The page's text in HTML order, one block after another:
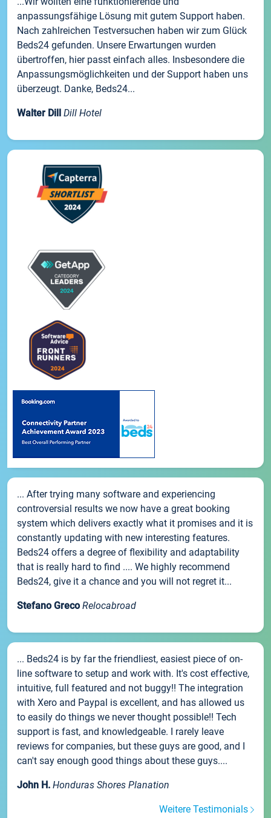
anpassungsfähige Lösung mit gutem Support haben.
Nach zahlreichen Testversuchen haben wir zum Glück
Beds24 gefunden. Unsere Erwartungen wurden
übertroffen, hier passt einfach alles. Insbesondere die
Anpassungsmöglichkeiten und der Support haben uns
überzeugt. Danke, Beds24...
Walter Dill Dill Hotel
... After trying many software and experiencing
controversial results we now have a great booking
system which delivers exactly what it promises and it is
constantly updating with new interesting features.
Beds24 offers a degree of flexibility and adaptability
that is really hard to find .... We highly recommend
Beds24, give it a chance and you will not regret it...
Stefano Greco Relocabroad
... Beds24 is by far the friendliest, easiest piece of on-
line software to setup and work with. It's cost effective,
intuitive, full featured and not buggy!! The integration
with Xero and Paypal is excellent, and has allowed us
to easily do things we never thought possible!! Tech
support is fast, and knowledgeable. I rarely leave
reviews for companies, but these guys are good, and I
can't say enough good things about these guys....
John H. Honduras Shores Planation
Weitere Testimonials